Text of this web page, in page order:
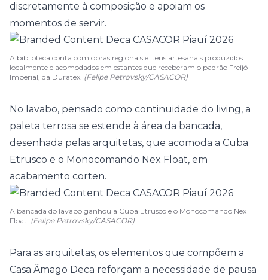
discretamente à composição e apoiam os
momentos de servir.
A biblioteca conta com obras regionais e itens artesanais produzidos
localmente e acomodados em estantes que receberam o padrão Freijó
Imperial, da Duratex. (Felipe Petrovsky/CASACOR)
No lavabo, pensado como continuidade do living, a
paleta terrosa se estende à área da bancada,
desenhada pelas arquitetas, que acomoda a Cuba
Etrusco e o Monocomando Nex Float, em
acabamento corten.
A bancada do lavabo ganhou a Cuba Etrusco e o Monocomando Nex
Float. (Felipe Petrovsky/CASACOR)
Para as arquitetas, os elementos que compõem a
Casa Âmago Deca reforçam a necessidade de pausa